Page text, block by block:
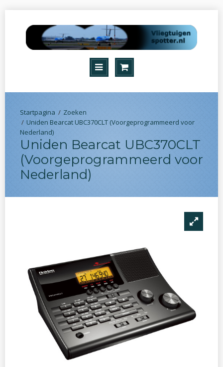
Zoeken
Uniden Bearcat UBC370CLT (Voorgeprogrammeerd voor
Nederland)
Uniden Bearcat UBC370CLT
(Voorgeprogrammeerd voor
Nederland)